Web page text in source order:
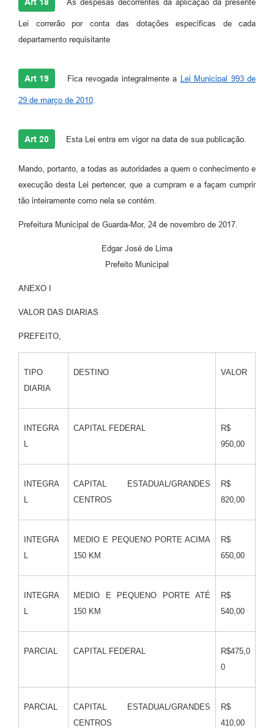
As despesas decorrentes da aplicação da presente
Lei correrão por conta das dotações especificas de cada
departamento requisitante
Art 19 Fica revogada integralmente a Lei Municipal 993 de
29 de março de 2010
Art 20 Esta Lei entra em vigor na data de sua publicação.
Mando, portanto, a todas as autoridades a quem o conhecimento e
execução desta Lei pertencer, que a cumpram e a façam cumprir
tão inteiramente como nela se contém.
Prefeitura Municipal de Guarda-Mor, 24 de novembro de 2017.
Edgar José de Lima
Prefeito Municipal
ANEXO I
VALOR DAS DIARIAS
PREFEITO,
TIPO
DIARIA
DESTINO VALOR
INTEGRA
CAPITAL FEDERAL
R$
950,00
INTEGRA
CAPITAL ESTADUAL/GRANDES
CENTROS
R$
820,00
INTEGRA
MEDIO E PEQUENO PORTE ACIMA
150 KM
R$
650,00
INTEGRA
MEDIO E PEQUENO PORTE ATÉ
150 KM
R$
540,00
PARCIAL CAPITAL FEDERAL
R$475,0
0
PARCIAL
CAPITAL ESTADUAL/GRANDES
CENTROS
R$
410,00